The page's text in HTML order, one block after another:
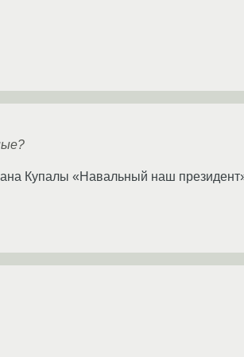
Купалы «Навальный наш